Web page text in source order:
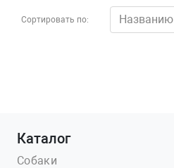
Сортировать по: Названию
Каталог
Собаки